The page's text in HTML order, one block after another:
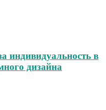
индивидуальность в
дизайна